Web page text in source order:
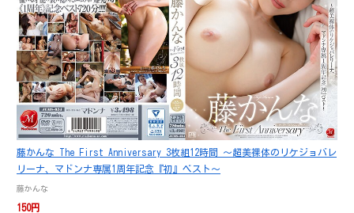
藤かんな The First Anniversary 3枚組12時間 ～超美裸体のリケジョバレ
リーナ、マドンナ専属1周年記念『初』ベスト～
藤かんな
150円